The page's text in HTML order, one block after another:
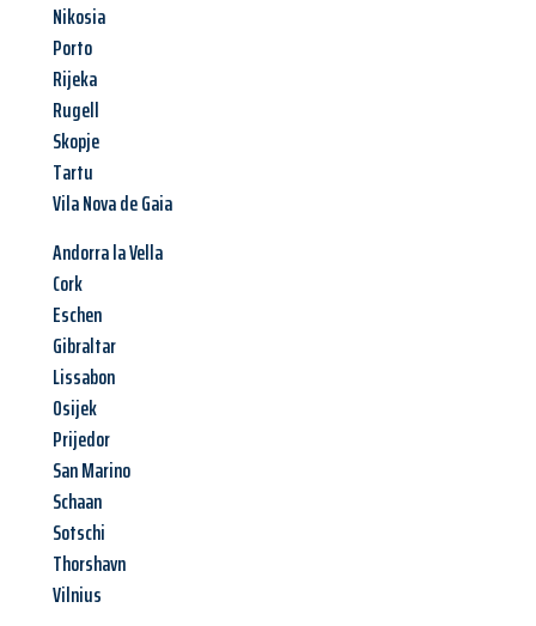
Nikosia
Porto
Rijeka
Rugell
Skopje
Tartu
Vila Nova de Gaia
Andorra la Vella
Cork
Eschen
Gibraltar
Lissabon
Osijek
Prijedor
San Marino
Schaan
Sotschi
Thorshavn
Vilnius